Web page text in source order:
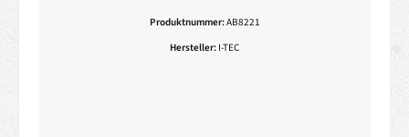
Produktnummer:AB8221
Hersteller: I-TEC